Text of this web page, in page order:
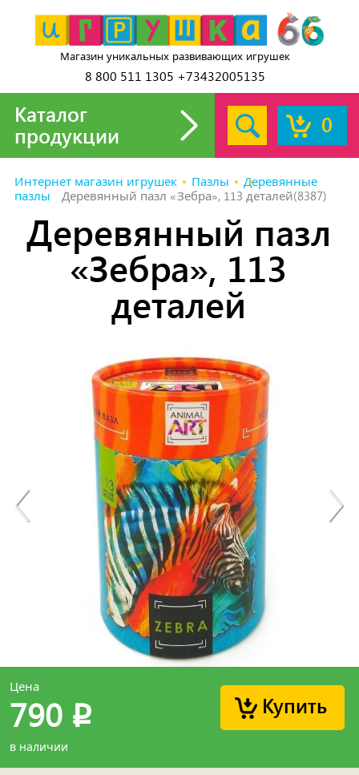
Магазин уникальных развивающих игрушек
8 800 511 1305 +73432005135
0
Каталог
продукции
Интернет магазин игрушек Пазлы
Деревянные
пазлы
Деревянный пазл «Зебра», 113 деталей(8387)
Деревянный пазл
«Зебра», 113
деталей
Купить
Цена
790 p
в наличии